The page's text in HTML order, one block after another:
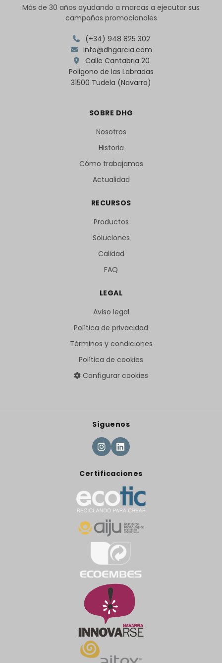
Más de 30 años ayudando a marcas a ejecutar sus
campañas promocionales
(+34) 948 825 302
info@dhgarcia.com
Calle Cantabria 20
Poligono de las Labradas
31500 Tudela (Navarra)
SOBRE DHG
Nosotros
Historia
Cómo trabajamos
Actualidad
RECURSOS
Productos
Soluciones
Calidad
FAQ
LEGAL
Aviso legal
Política de privacidad
Términos y condiciones
Política de cookies
Configurar cookies
Síguenos
Certificaciones